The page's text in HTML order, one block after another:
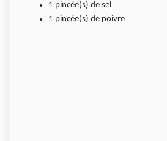
1 pincée(s) de sel
1 pincée(s) de poivre